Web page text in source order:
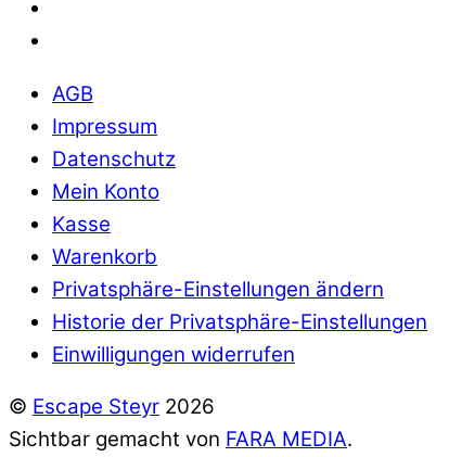
AGB
Impressum
Datenschutz
Mein Konto
Kasse
Warenkorb
Privatsphäre-Einstellungen ändern
Historie der Privatsphäre-Einstellungen
Einwilligungen widerrufen
© Escape Steyr 2026
Sichtbar gemacht von FARA MEDIA.